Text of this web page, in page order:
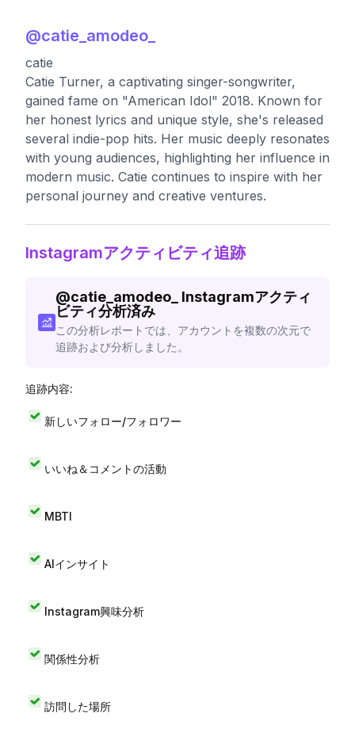
@catie_amodeo_
catie
Catie Turner, a captivating singer-songwriter,
gained fame on "American Idol" 2018. Known for
her honest lyrics and unique style, she's released
several indie-pop hits. Her music deeply resonates
with young audiences, highlighting her influence in
modern music. Catie continues to inspire with her
personal journey and creative ventures.
Instagramアクティビティ追跡
@catie_amodeo_
Instagramアクティ
ビティ分析済み
この分析レポートでは、アカウントを複数の次元で
追跡および分析しました。
追跡内容:
新しいフォロー/フォロワー
いいね＆コメントの活動
MBTI
AIインサイト
Instagram興味分析
関係性分析
訪問した場所